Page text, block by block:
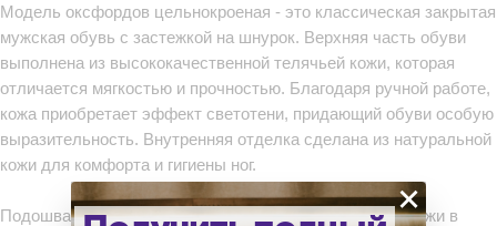
Модель оксфордов цельнокроеная - это классическая закрытая
мужская обувь с застежкой на шнурок. Верхняя часть обуви
выполнена из высококачественной телячьей кожи, которая
отличается мягкостью и прочностью. Благодаря ручной работе,
кожа приобретает эффект светотени, придающий обуви особую
выразительность. Внутренняя отделка сделана из натуральной
кожи для комфорта и гигиены ног.
Подошва оксфордов выполнена из прочной и гибкой кожи в
×